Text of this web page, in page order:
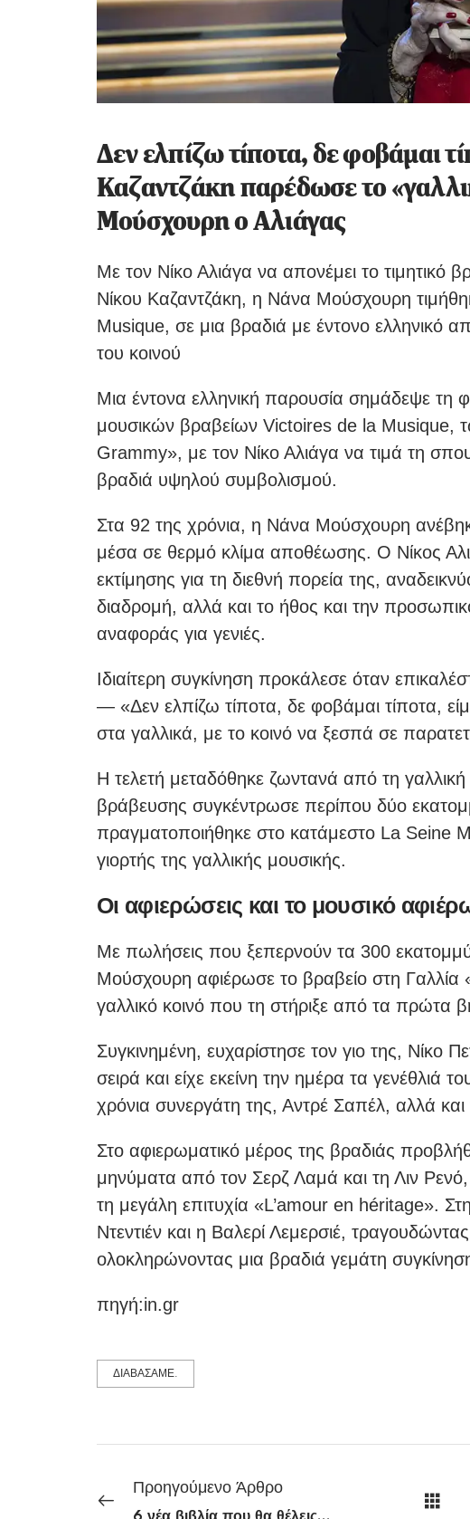
Δεν ελπίζω τίποτα, δε φοβάμαι
Καζαντζάκη παρέδωσε το
Μούσχουρη ο Αλιάγας
Με τον Νίκο Αλιάγα να απονέμει το τιμητικό
Νίκου Καζαντζάκη, η Νάνα Μούσχουρη
Musique, σε μια βραδιά με έντονο ελληνικό
του κοινού
Μια έντονα ελληνική παρουσία σημάδεψε τη
μουσικών βραβείων Victoires de la Musique,
Grammy», με τον Νίκο Αλιάγα να τιμά τη
βραδιά υψηλού συμβολισμού.
Στα 92 της χρόνια, η Νάνα Μούσχουρη
μέσα σε θερμό κλίμα αποθέωσης. Ο Νίκος
εκτίμησης για τη διεθνή πορεία της,
διαδρομή, αλλά και το ήθος και την
αναφοράς για γενιές.
Ιδιαίτερη συγκίνηση προκάλεσε όταν
— «Δεν ελπίζω τίποτα, δε φοβάμαι τίποτα,
στα γαλλικά, με το κοινό να ξεσπά σε
Η τελετή μεταδόθηκε ζωντανά από τη
βράβευσης συγκέντρωσε περίπου δύο
πραγματοποιήθηκε στο κατάμεστο La Seine
γιορτής της γαλλικής μουσικής.
Οι αφιερώσεις και το μουσικό
Με πωλήσεις που ξεπερνούν τα 300
Μούσχουρη αφιέρωσε το βραβείο στη Γαλλία
γαλλικό κοινό που τη στήριξε από τα πρώτα
Συγκινημένη, ευχαρίστησε τον γιο της, Νίκο
σειρά και είχε εκείνη την ημέρα τα γενέθλιά
χρόνια συνεργάτη της, Αντρέ Σαπέλ, αλλά
Στο αφιερωματικό μέρος της βραδιάς
μηνύματα από τον Σερζ Λαμά και τη Λιν
τη μεγάλη επιτυχία «L’amour en héritage».
Ντεντιέν και η Βαλερί Λεμερσιέ,
ολοκληρώνοντας μια βραδιά γεμάτη
πηγή:in.gr
ΔΙΑΒΑΣΑΜΕ.
Προηγούμενο Άρθρο